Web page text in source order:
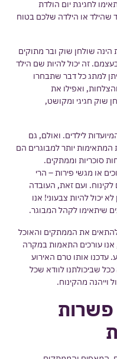
לחגיגת יום הולדת
שהילד או הילדה שלכם בטוח
שולחן שוק ובר מתוקים
זה יכול להיות שם הילד
למתג כל דבר שתבחרו
ואפילו את
שוק חגיגי ומקושט,
לילדים. ואולם, גם
המתאימות יותר למבוגרים הם
סוכריות וממתקים.
או מגשי פירות – הרי
לקינוח. ועם זאת, העובדה
יכול להיות צבעוני! אנו
שיתאימו לקהל המבוגר.
להתאים את הממתקים והאוכל
אנו עורכים התאמות במקרה
עדכנו אותו טרם האירוע
שביכולתנו לוודא שכל
וייהנה מהקינוח.
פשרות